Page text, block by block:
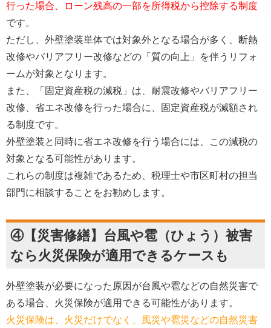
行った場合、ローン残高の一部を所得税から控除する制度
です。
ただし、外壁塗装単体では対象外となる場合が多く、断熱
改修やバリアフリー改修などの「質の向上」を伴うリフォ
ームが対象となります。
また、「固定資産税の減税」は、耐震改修やバリアフリー
改修、省エネ改修を行った場合に、固定資産税が減額され
る制度です。
外壁塗装と同時に省エネ改修を行う場合には、この減税の
対象となる可能性があります。
これらの制度は複雑であるため、税理士や市区町村の担当
部門に相談することをお勧めします。
④【災害修繕】台風や雹（ひょう）被害
なら火災保険が適用できるケースも
外壁塗装が必要になった原因が台風や雹などの自然災害で
ある場合、火災保険が適用できる可能性があります。
火災保険は、火災だけでなく、風災や雹災などの自然災害